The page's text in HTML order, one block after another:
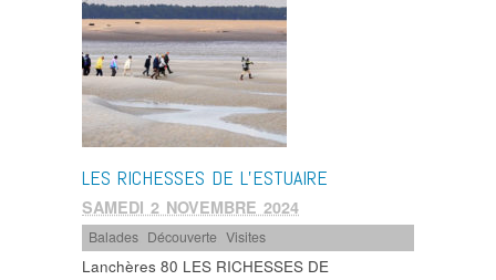
LES RICHESSES DE L’ESTUAIRE
SAMEDI 2 NOVEMBRE 2024
Balades Découverte ,Visites
Lanchères 80 LES RICHESSES DE